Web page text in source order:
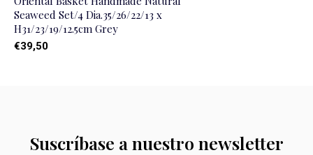
Seaweed Set/4 Dia.35/26/22/13 x
H31/23/19/12.5cm Grey
€39,50
Suscríbase a nuestro newsletter